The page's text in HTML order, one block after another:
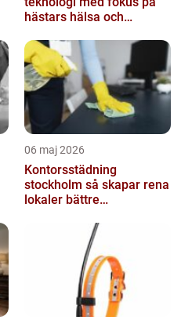
hästars hälsa och
06 maj 2026
Kontorsstädning
stockholm så skapar rena
lokaler bättre